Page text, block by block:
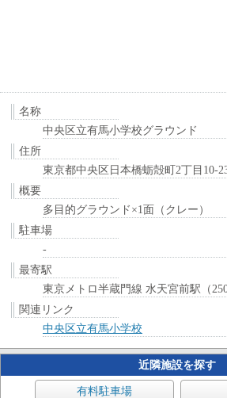
名称
中央区立有馬小学校グラウンド
住所
東京都中央区日本橋蛎殻町2丁目10-
概要
多目的グラウンド×1面（クレー）
駐車場
-
最寄駅
東京メトロ半蔵門線 水天宮前駅（
関連リンク
中央区立有馬小学校
近隣施設を探す
有料駐車場